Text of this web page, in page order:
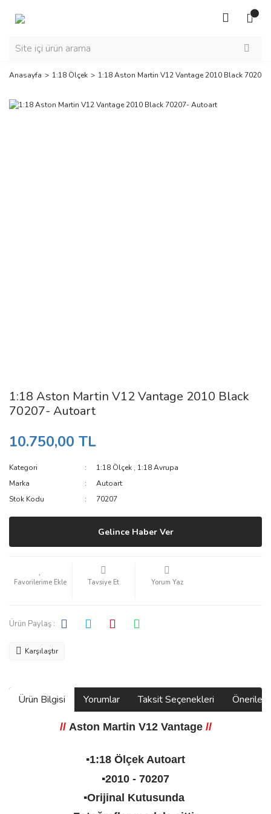
Anasayfa 1:18 Ölçek 1:18 Aston Martin V12 Vantage 2010 Black
1:18 Aston Martin V12 Vantage 2010 Black
70207- Autoart
10.750,00 TL
Kategori 1:18 Ölçek , 1:18 Avrupa
Marka
Autoart
Stok Kodu
70207
Gelince Haber Ver
Tavsiye Et Yorum Yaz
Ürün Paylaş :
Karşılaştır
Ürün Bilgisi Yorumlar Taksit Seçenekleri
// Aston Martin V12 Vantage //
▪️1:18 Ölçek Autoart
▪️2010 - 70207
▪️Orijinal Kutusunda